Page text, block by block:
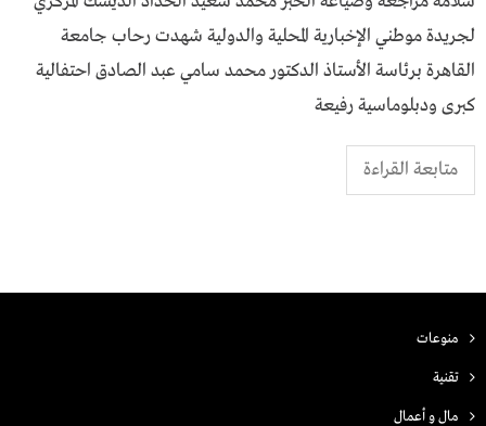
لجريدة موطني الإخبارية المحلية والدولية شهدت رحاب جامعة
القاهرة برئاسة الأستاذ الدكتور محمد سامي عبد الصادق احتفالية
كبرى ودبلوماسية رفيعة
متابعة القراءة
منوعات
تقنية
مال و أعمال